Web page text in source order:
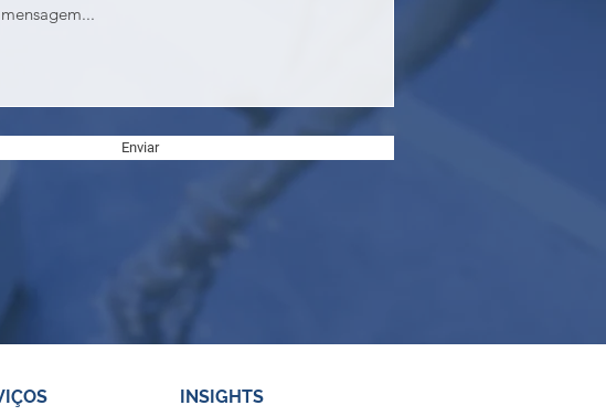
Enviar
INSIGHTS